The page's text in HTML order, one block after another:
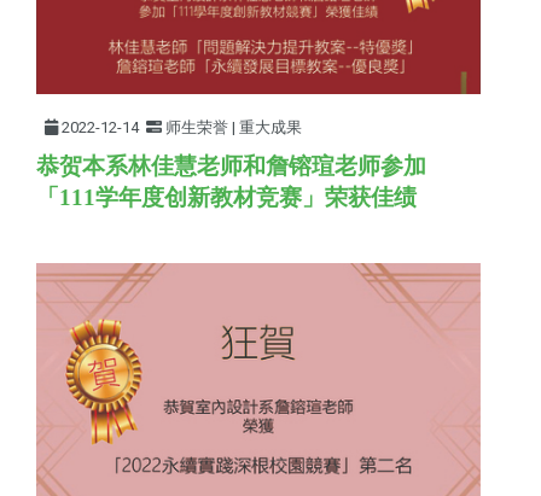
2022-12-14 师生荣誉 | 重大成果
恭贺本系林佳慧老师和詹镕瑄老师参加
「111学年度创新教材竞赛 」荣获佳绩